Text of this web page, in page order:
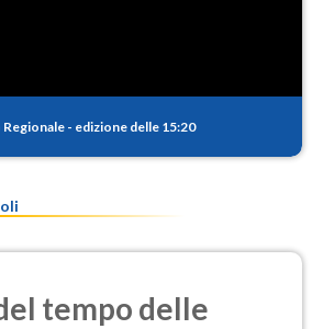
- edizione delle 15:20
tempo delle